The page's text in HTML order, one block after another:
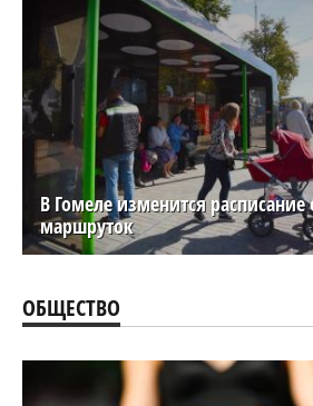
В Гомеле изменится
маршруток
ОБЩЕСТВО